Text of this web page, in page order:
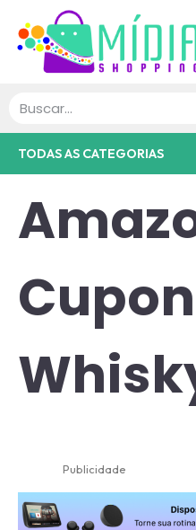
TODAS AS CATEGORIAS
Publicidade